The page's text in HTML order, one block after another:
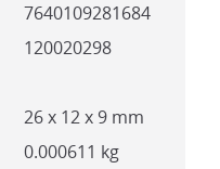
7640109281684
120020298
26 x 12 x 9 mm
0.000611 kg